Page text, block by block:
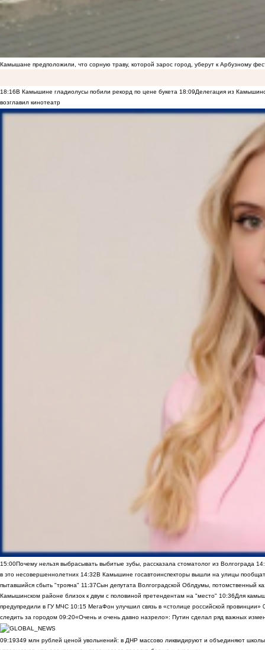
Камышане предположили, что сорную траву, которой зарос город, уберут к Арбузному
18:16В Камышине гладиолусы побили рекорд по цене букета 18:09Делегация из
возглавил кинотеатр
15:00Почему нельзя выбрасывать выбитые зубы, рассказала стоматолог из Волгограда
в это несовершеннолетних 14:32В Камышине госавтоинспекторы вышли на улицы
пытавшийся сбыть "трояна" 11:37Сын депутата Волгоградской Облдумы, потомственный
Камышинском районе близок к двум с половиной претендентам на "место" 10:36Для
предупредили в ГУ МЧС 10:15 МегаФон улучшил связь в «столице российской провинции»
следить за городом 09:20«Очень и очень давно назрело»: Путин сделал ряд важных
09:19349 млн рублей ценой увольнений: в ДНР массово ликвидируют и объединяют